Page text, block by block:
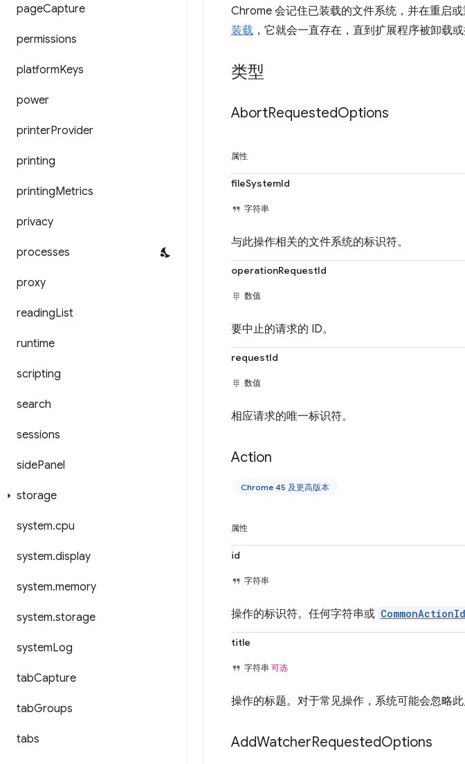
pageCapture
permissions
platformKeys
power
printerProvider
printing
printingMetrics
privacy
processes
proxy
readingList
runtime
scripting
search
sessions
sidePanel
storage
system.cpu
system.display
system.memory
system.storage
systemLog
tabCapture
tabGroups
tabs
Chrome 会记住已装载的文件系统，并在重启
装载 ，它就会一直存在，直到扩展程序被卸载
类型
AbortRequestedOptions
属性
fileSystemId
字符串
与此操作相关的文件系统的标识符。
operationRequestId
数值
要中止的请求的 ID。
requestId
数值
相应请求的唯一标识符。
Action
Chrome 45 及更高版本
属性
id
字符串
操作的标识符。任何字符串或 CommonActionId
title
字符串 可选
操作的标题。对于常见操作，系统可能会忽略此
AddWatcherRequestedOptions